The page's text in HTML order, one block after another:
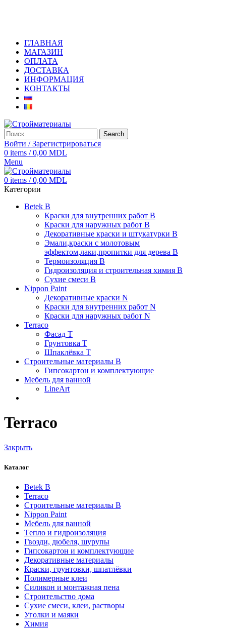
ГЛАВНАЯ
МАГАЗИН
ОПЛАТА
ДОСТАВКА
ИНФОРМАЦИЯ
КОНТАКТЫ
Search
Войти / Зарегистрироваться
0 items / 0,00 MDL
Menu
0 items / 0,00 MDL
Категории
Betek B
Краски для внутренних работ B
Краски для наружных работ B
Декоративные краски и штукатурки В
Эмали,краски с молотовым
эффектом,лаки,пропитки для дерева В
Термоизоляция В
Гидроизоляция и строительная химия В
Сухие смеси B
Nippon Paint
Декоративные краски N
Краски для внутренних работ N
Краски для наружных работ N
Terraco
Фасад Т
Грунтовка T
Шпаклёвка T
Строительные материалы В
Гипсокартон и комплектующие
Мебель для ванной
LineArt
Terraco
Закрыть
Каталог
Betek B
Terraco
Строительные материалы В
Nippon Paint
Мебель для ванной
Tепло и гидроизоляция
Гвозди, дюбеля, шурупы
Гипсокартон и комплектующие
Декоративные материалы
Краски, грунтовки, шпатлёвки
Полимерные клеи
Силикон и монтажная пена
Строительство дома
Сухие смеси, клеи, растворы
Уголки и маяки
Химия